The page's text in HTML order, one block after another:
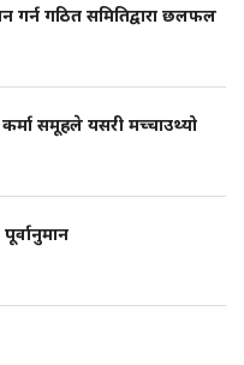
गर्न गठित समितिद्वारा छलफल
कर्मा समूहले यसरी मच्चाउथ्यो